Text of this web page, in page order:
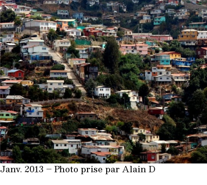
Janv. 2013 – Photo prise par Alain D